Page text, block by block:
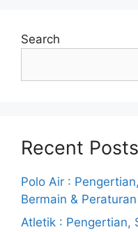
Search
Recent Posts
Polo Air :
Bermain & Peraturan
Atletik : Pengertian,